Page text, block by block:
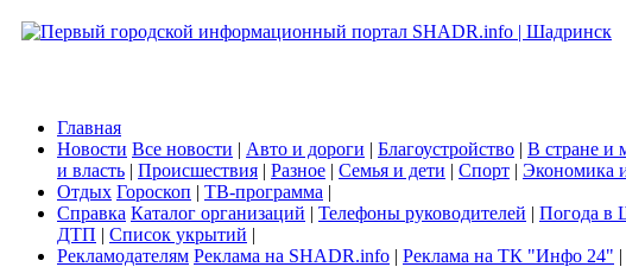
Главная
Новости Все новости | Авто и дороги | Благоустройство | В стране и
и власть | Происшествия | Разное | Семья и дети | Спорт | Экономика
Отдых Гороскоп | ТВ-программа |
Справка Каталог организаций | Телефоны руководителей | Погода в
ДТП | Список укрытий |
Рекламодателям Реклама на SHADR.info | Реклама на ТК "Инфо 24" |